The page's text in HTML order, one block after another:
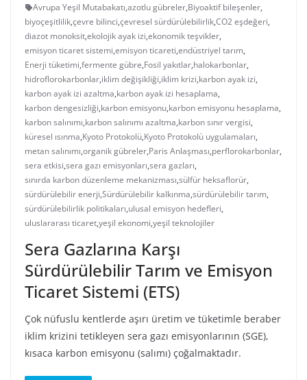
Avrupa Yeşil Mutabakatı,azotlu gübreler,Biyoaktif bileşenler,
biyoçeşitlilik,çevre bilinci,çevresel sürdürülebilirlik,CO2 eşdeğeri,
diazot monoksit,ekolojik ayak izi,ekonomik teşvikler,
emisyon ticaret sistemi,emisyon ticareti,endüstriyel tarım,
Enerji tüketimi,fermente gübre,Fosil yakıtlar,halokarbonlar,
hidroflorokarbonlar,iklim değişikliği,iklim krizi,karbon ayak izi,
karbon ayak izi azaltma,karbon ayak izi hesaplama,
karbon dengesizliği,karbon emisyonu,karbon emisyonu hesaplama,
karbon salınımı,karbon salınımı azaltma,karbon sınır vergisi,
küresel ısınma,Kyoto Protokolü,Kyoto Protokolü uygulamaları,
metan salınımı,organik gübreler,Paris Anlaşması,perflorokarbonlar,
sera etkisi,sera gazı emisyonları,sera gazları,
sınırda karbon düzenleme mekanizması,sülfür heksaflorür,
sürdürülebilir enerji,Sürdürülebilir kalkınma,sürdürülebilir tarım,
sürdürülebilirlik politikaları,ulusal emisyon hedefleri,
uluslararası ticaret,yeşil ekonomi,yeşil teknolojiler
Sera Gazlarına Karşı
Sürdürülebilir Tarım ve Emisyon
Ticaret Sistemi (ETS)
Çok nüfuslu kentlerde aşırı üretim ve tüketimle beraber
iklim krizini tetikleyen sera gazı emisyonlarının (SGE),
kısaca karbon emisyonu (salımı) çoğalmaktadır.